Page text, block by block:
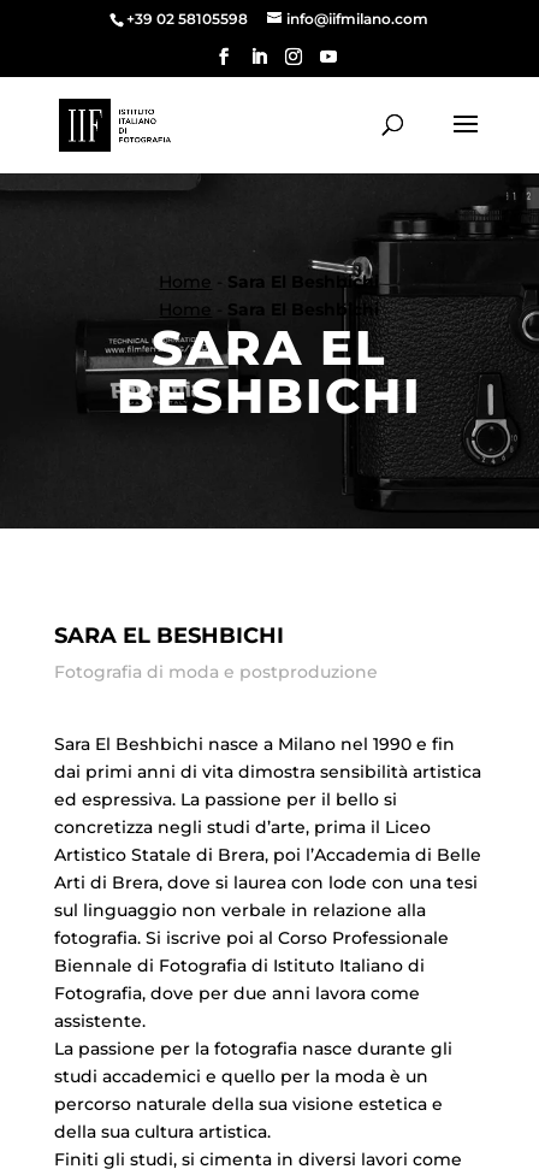
+39 02 58105598 info@iifmilano.com
Home
Sara El Beshbichi
Home
Sara El Beshbichi
SARA EL
BESHBICHI
SARA EL BESHBICHI
Fotografia di moda e postproduzione
Sara El Beshbichi nasce a Milano nel 1990 e fin
dai primi anni di vita dimostra sensibilità artistica
ed espressiva. La passione per il bello si
concretizza negli studi d’arte, prima il Liceo
Artistico Statale di Brera, poi l’Accademia di Belle
Arti di Brera, dove si laurea con lode con una tesi
sul linguaggio non verbale in relazione alla
fotografia. Si iscrive poi al Corso Professionale
Biennale di Fotografia di Istituto Italiano di
Fotografia, dove per due anni lavora come
assistente.
La passione per la fotografia nasce durante gli
studi accademici e quello per la moda è un
percorso naturale della sua visione estetica e
della sua cultura artistica.
Finiti gli studi, si cimenta in diversi lavori come